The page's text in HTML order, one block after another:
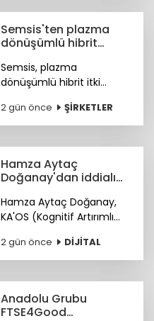
nasıl korunacağız?
Semsis'ten plazma
dönüşümlü hibrit
Semsis, plazma
dönüşümlü hibrit itki
teknik ayrıntıları duyurdu.
2 gün önce ŞİRKETLER
Hamza Aytaç
Doğanay'dan iddialı
Hamza Aytaç Doğanay,
KA'OS (Kognitif Artırımlı
siber güvenlik yazılımları
konusunda iddialı.
2 gün önce DİJİTAL
Anadolu Grubu
FTSE4Good